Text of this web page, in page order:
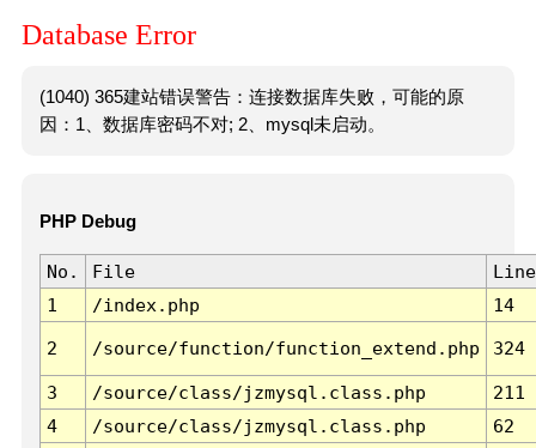
Database Error
(1040) 365建站错误警告：连接数据库失败，可能的原
因：1、数据库密码不对; 2、mysql未启动。
PHP Debug
No. File
Line
1
/index.php 14
2 /source/function/function_extend.php 324
3 /source/class/jzmysql.class.php
211
4
/source/class/jzmysql.class.php
62